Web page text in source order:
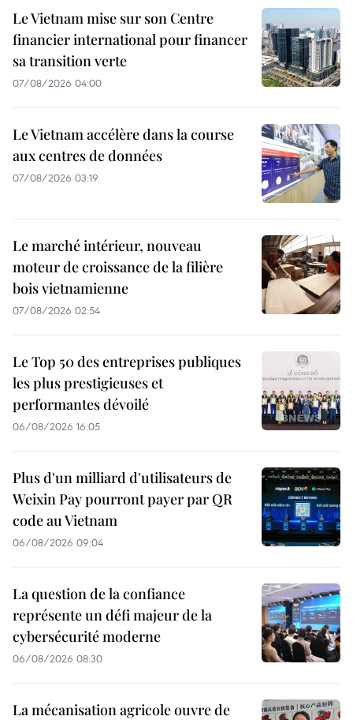
Le Vietnam mise sur son Centre
financier international pour financer
sa transition verte
07/08/2026 04:00
Le Vietnam accélère dans la course
aux centres de données
07/08/2026 03:19
Le marché intérieur, nouveau
moteur de croissance de la filière
bois vietnamienne
07/08/2026 02:54
Le Top 50 des entreprises publiques
les plus prestigieuses et
performantes dévoilé
06/08/2026 16:05
Plus d'un milliard d'utilisateurs de
Weixin Pay pourront payer par QR
code au Vietnam
06/08/2026 09:04
La question de la confiance
représente un défi majeur de la
cybersécurité moderne
06/08/2026 08:30
La mécanisation agricole ouvre de